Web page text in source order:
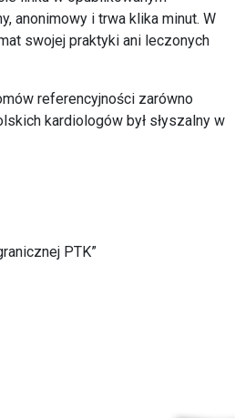
anonimowy i trwa klika minut. W
swojej praktyki ani leczonych
referencyjności zarówno
kardiologów był słyszalny w
PTK”